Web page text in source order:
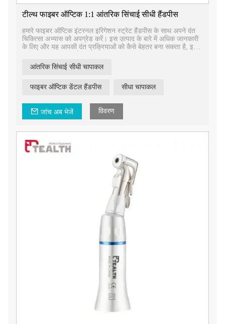
टील्थ फाइबर ऑप्टिक 1:1 आंतरिक सिंचाई सीधी हैंडपीस
हमारे फाइबर ऑप्टिक इंटरनल इरिगेशन स्ट्रेट हैंडपीस के साथ अपने दंत
चिकित्सा अभ्यास को अपग्रेड करें। इस उत्पाद के बारे में अधिक जानकारी
के लिए और यह आपकी दंत प्रक्रियाओं को कैसे बेहतर बना सकता है, इसके
आंतरिक सिंचाई सीधी चापाकल
फाइबर ऑप्टिक डेंटल हैंडपीस सीधा चापाकल
जांच अब भेजें विवरण